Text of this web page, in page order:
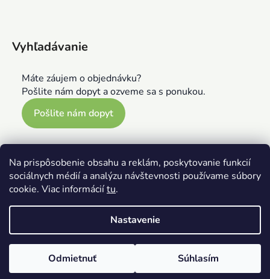
Na prispôsobenie obsahu a reklám, poskytovanie funkcií
sociálnych médií a analýzu návštevnosti používame súbory
cookie. Viac informáciítu.
Nastavenie
Odmietnuť Súhlasím
Vyhľadávanie
Máte záujem o objednávku?
Pošlite nám dopyt a ozveme sa s ponukou.
Pošlite nám dopyt
Vytvoril Shoptet
Copyright 2026Playatelier.eu
. Všetky práva vyhradené.
Upraviť nastavenie cookies